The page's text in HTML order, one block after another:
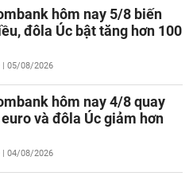
hôm nay 5/8 biến
đôla Úc bật tăng hơn 100
| 05/08/2026
hôm nay 4/8 quay
và đôla Úc giảm hơn
| 04/08/2026